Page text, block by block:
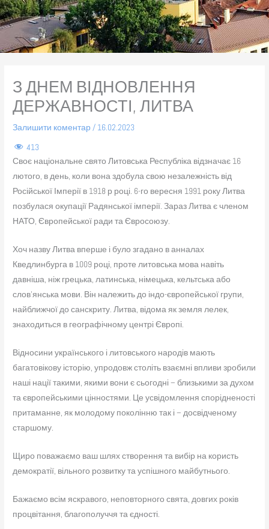
З ДНЕМ ВІДНОВЛЕННЯ
ДЕРЖАВНОСТІ, ЛИТВА
Залишити коментар/ 16.02.2023
413
Своє національне свято Литовська Республіка відзначає 16
лютого, в день, коли вона здобула свою незалежність від
Російської Імперії в 1918 р році. 6-го вересня 1991 року Литва
позбулася окупації Радянської імперії. Зараз Литва є членом
НАТО, Європейської ради та Євросоюзу.
Хоч назву Литва вперше і було згадано в анналах
Кведлинбурга в 1009 році, проте литовська мова навіть
давніша, ніж грецька, латинська, німецька, кельтська або
слов’янська мови. Він належить до індо-європейської групи,
найближчої до санскриту. Литва, відома як земля лелек,
знаходиться в географічному центрі Європі.
Відносини українського і литовського народів мають
багатовікову історію, упродовж століть взаємні впливи зробили
наші нації такими, якими вони є сьогодні – близькими за духом
та європейськими цінностями. Це усвідомлення спорідненості
притаманне, як молодому поколінню так і – досвідченому
старшому.
Щиро поважаємо ваш шлях створення та вибір на користь
демократії, вільного розвитку та успішного майбутнього.
Бажаємо всім яскравого, неповторного свята, довгих років
процвітання, благополуччя та єдності.